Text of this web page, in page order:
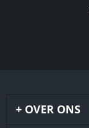
OVER ONS